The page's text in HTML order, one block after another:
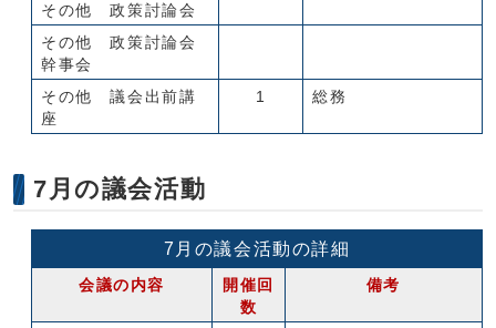
その他 政策討論会
その他 政策討論会
幹事会
その他 議会出前講
座
1 総務
7月の議会活動
7月の議会活動の詳細
会議の内容
開催回
数
備考